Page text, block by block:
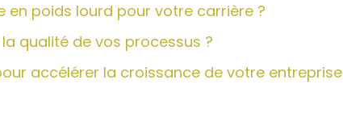
poids lourd pour votre carrière ?
qualité de vos processus ?
accélérer la croissance de votre entreprise